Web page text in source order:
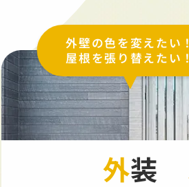
外壁の色を変えたい！
屋根を張り替えたい！
外装